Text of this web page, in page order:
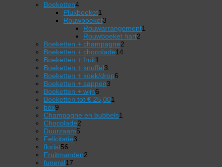
Boeketten44
producten
Plukboeket1
product
Rouwboeket3
producten
Rouwarrangement1
Rouwboeket hart2
Boeketten + champagne2
Boeketten + chocolade1414
Boeketten + fruit1
product
Boeketten + knuffel3
producten
Boeketten + koek/drop6
Boeketten + sappen3
Boeketten + wijn6
producten
Boeketten tot € 25,001
box9
producten
Champagne en bubbels1
Chocolade2
Duurzaam5
Felicitatie3
florist56
producten
Fruitmanden2
funeral17